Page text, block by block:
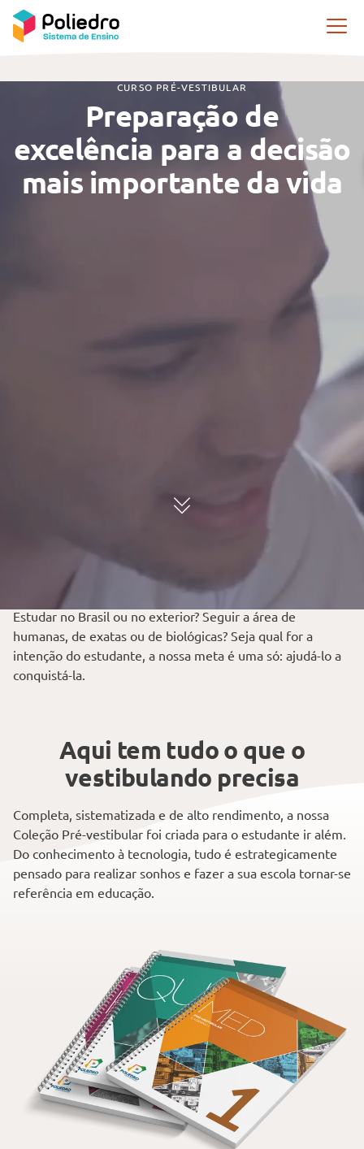
Pular navegação
CURSO PRÉ-VESTIBULAR
Preparação de
excelência para a decisão
mais importante da vida
Estudar no Brasil ou no exterior? Seguir a área de
humanas, de exatas ou de biológicas? Seja qual for a
intenção do estudante, a nossa meta é uma só: ajudá-lo a
conquistá-la.
Aqui tem tudo o que o
vestibulando precisa
Completa, sistematizada e de alto rendimento, a nossa
Coleção Pré-vestibular foi criada para o estudante ir além.
Do conhecimento à tecnologia, tudo é estrategicamente
pensado para realizar sonhos e fazer a sua escola tornar-se
referência em educação.